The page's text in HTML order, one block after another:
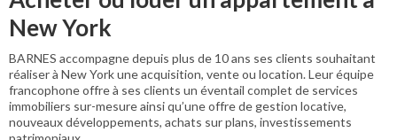
New York
BARNES accompagne depuis plus de 10 ans ses clients souhaitant
réaliser à New York une acquisition, vente ou location. Leur équipe
francophone offre à ses clients un éventail complet de services
immobiliers sur-mesure ainsi qu’une offre de gestion locative,
nouveaux développements, achats sur plans, investissements